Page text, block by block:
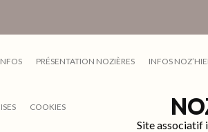
PRÉSENTATION NOZIÈRES INFOS
COOKIES
Site associatif